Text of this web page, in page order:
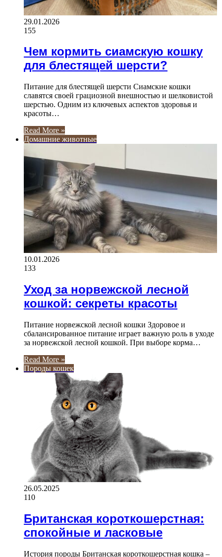
29.01.2026
155
Чем кормить сиамскую кошку
для блестящей шерсти?
Питание для блестящей шерсти Сиамские кошки
славятся своей грациозной внешностью и шелковистой
шерстью. Одним из ключевых аспектов здоровья и
красоты…
Read More »
Домашние животные
10.01.2026
133
Уход за норвежской лесной
кошкой: секреты красоты
Питание норвежской лесной кошки Здоровое и
сбалансированное питание играет важную роль в уходе
за норвежской лесной кошкой. При выборе корма…
Read More »
Породы кошек
26.05.2025
110
Британская короткошерстная:
спокойные и ласковые
История породы Британская короткошерстная кошка –